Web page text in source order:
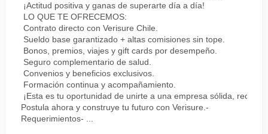
¡Actitud positiva y ganas de superarte día a día!
LO QUE TE OFRECEMOS:
Contrato directo con Verisure Chile.
Sueldo base garantizado + altas comisiones sin tope.
Bonos, premios, viajes y gift cards por desempeño.
Seguro complementario de salud.
Convenios y beneficios exclusivos.
Formación continua y acompañamiento.
¡Esta es tu oportunidad de unirte a una empresa sólida,
Postula ahora y construye tu futuro con Verisure.-
Requerimientos- ...